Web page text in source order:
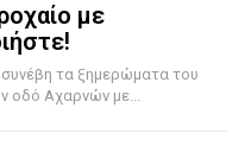
με
τα ξημερώματα του
οδό Αχαρνών με...